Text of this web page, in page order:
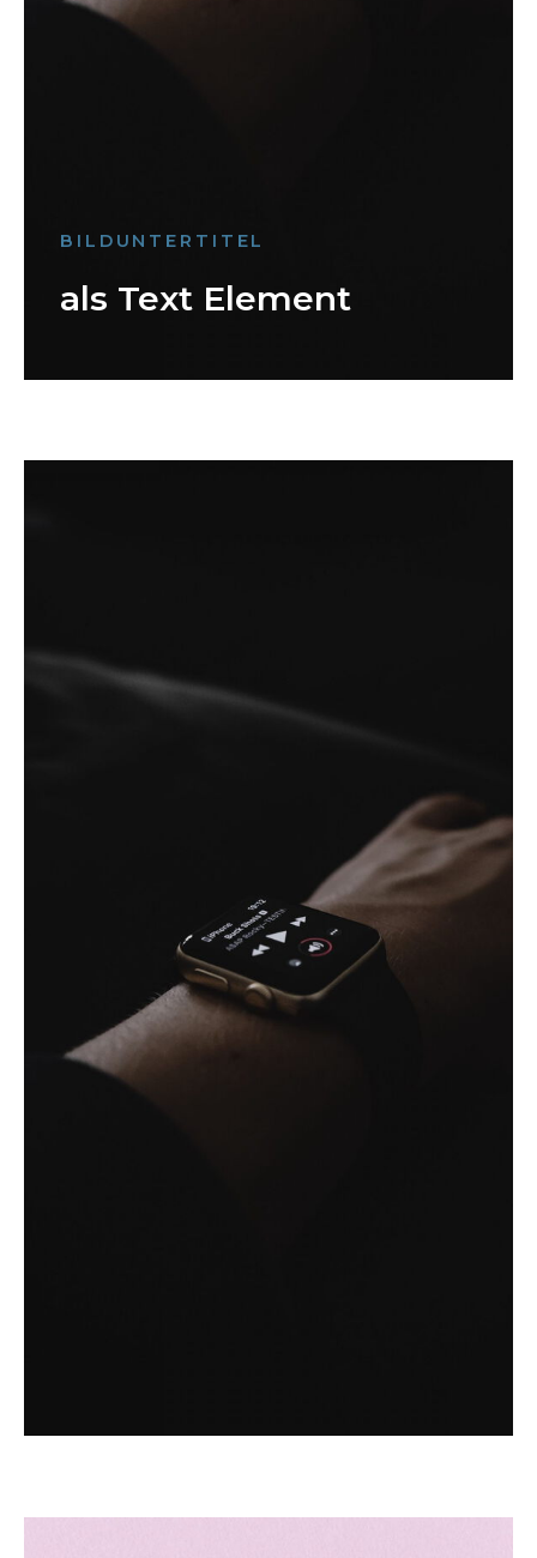
BILDUNTERTITEL
als Text Element